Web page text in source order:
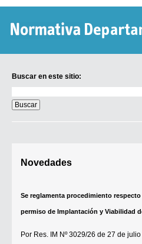
Buscar en este sitio:
en
este
sitio:
Novedades
Se reglamenta procedimiento
permiso de Implantación y Viabilidad
Por Res. IM Nº 3029/26 de 27 de